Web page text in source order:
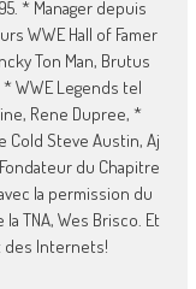
* Manager depuis
WWE Hall of Famer
Ton Man, Brutus
* WWE Legends tel
Rene Dupree, *
Cold Steve Austin, Aj
du Chapitre
la permission du
TNA, Wes Brisco. Et
Internets!